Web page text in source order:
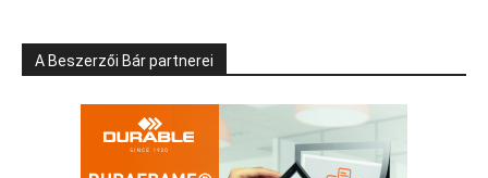
A Beszerzői Bár partnerei